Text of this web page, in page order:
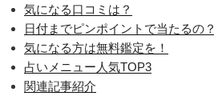
気になる口コミは？
日付までピンポイントで当たるの？
気になる方は無料鑑定を！
占いメニュー人気TOP3
関連記事紹介